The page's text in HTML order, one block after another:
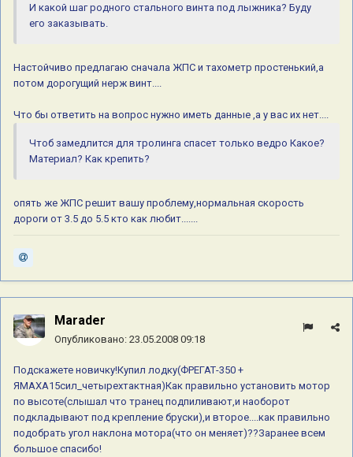
И какой шаг родного стального винта под лыжника? Буду
его заказывать.
Настойчиво предлагаю сначала ЖПС и тахометр простенький,а
потом дорогущий нерж винт....
Что бы ответить на вопрос нужно иметь данные ,а у вас их нет....
Чтоб замедлится для тролинга спасет только ведро Какое?
Материал? Как крепить?
опять же ЖПС решит вашу проблему,нормальная скорость
дороги от 3.5 до 5.5 кто как любит.......
Marader
Опубликовано: 23.05.2008 09:18
Подскажете новичку!Купил лодку(ФРЕГАТ-350 +
ЯМАХА15сил_четырехтактная)Как правильно установить мотор
по высоте(слышал что транец подпиливают,и наоборот
подкладывают под крепление бруски),и второе....как правильно
подобрать угол наклона мотора(что он меняет)??Заранее всем
большое спасибо!